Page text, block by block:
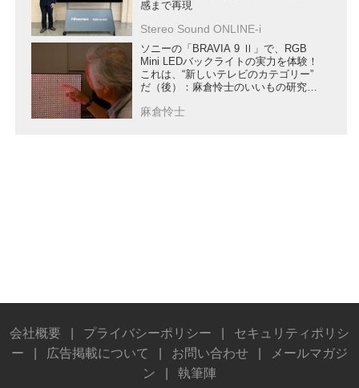
感まで再現
Stereo Sound ONLINE-i
ソニーの「BRAVIA 9 Ⅱ」で、RGB
Mini LEDバックライトの実力を体験！
これは、“新しいテレビのカテゴリー”
だ（後）：麻倉怜士のいいもの研究所
麻倉怜士
会社概要 プライバシーポリシー
セキュリティポリシ
ー
広告掲載について お問い合わせ
メールマガジ
ン
執筆陣